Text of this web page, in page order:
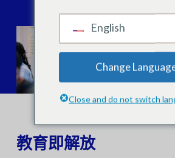
教育即解放
English
Change
Close and do not switch